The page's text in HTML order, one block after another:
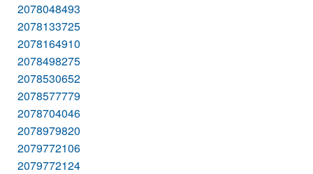
2078048493
2078133725
2078164910
2078498275
2078530652
2078577779
2078704046
2078979820
2079772106
2079772124